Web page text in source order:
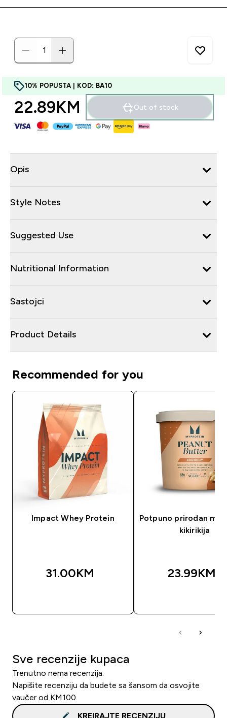
10% POPUSTA | KOD: BA10
22.89KM‎ Out of stock
Opis
Style Notes
Suggested Use
Nutritional Information
Sastojci
Product Details
Recommended for you
Impact Whey Protein
31.00KM‎
Potpuno prirodan
kikirikija
23.99KM‎
Sve recenzije kupaca
Trenutno nema recenzija.
Napišite recenziju da budete sa šansom da osvojite
vaučer od KM100.
KREIRAJTE RECENZIJU